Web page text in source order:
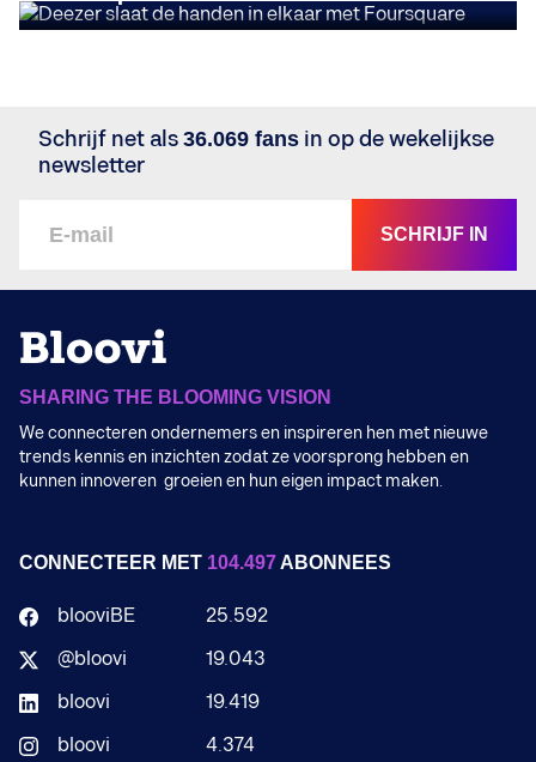
Schrijf net als 36.069 fans in op de wekelijkse
newsletter
SCHRIJF IN
SHARING THE BLOOMING VISION
We connecteren ondernemers en inspireren hen met nieuwe
trends kennis en inzichten zodat ze voorsprong hebben en
kunnen innoveren groeien en hun eigen impact maken.
CONNECTEER MET 104.497ABONNEES
blooviBE
25.592
@bloovi
19.043
bloovi
19.419
bloovi
4.374